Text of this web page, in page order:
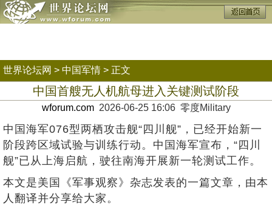
世界论坛网 > 中国军情 > 正文
中国首艘无人机航母进入关键测试阶段
wforum.com2026-06-25 16:06 零度Military
中国海军076型两栖攻击舰“四川舰”，已经开始新一
阶段跨区域试验与训练行动。中国海军宣布，“四川
舰”已从上海启航，驶往南海开展新一轮测试工作。
本文是美国《军事观察》杂志发表的一篇文章，由本
人翻译并分享给大家。